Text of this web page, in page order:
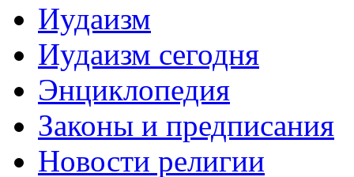
Иудаизм
Иудаизм сегодня
Энциклопедия
Законы и предписания
Новости религии